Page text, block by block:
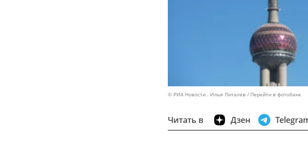
© РИА Новости . Илья Питалев Перейти в фотобанк
Читать в Дзен